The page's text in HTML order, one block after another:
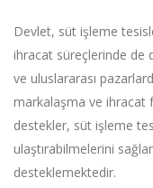
Devlet, süt işleme
ihracat süreçlerinde de
ve uluslararası
markalaşma ve ihracat
destekler, süt işleme
ulaştırabilmelerini
desteklemektedir.